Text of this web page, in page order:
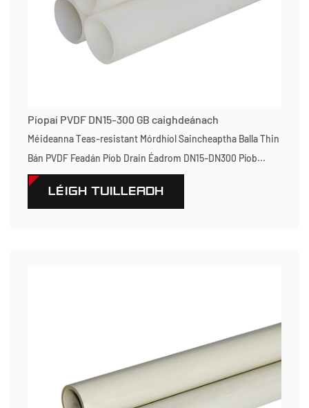
Píopaí PVDF DN15-300 GB caighdeánach
Méideanna Teas-resistant Mórdhíol Saincheaptha Balla Thin
Bán PVDF Feadán Píob Drain Éadrom DN15-DN300 Píob...
LÉIGH TUILLEADH